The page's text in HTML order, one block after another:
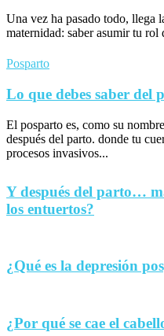
Una vez ha pasado todo, llega
maternidad: saber asumir tu rol
Posparto
Lo que debes saber del
El posparto es, como su
después del parto. donde tu
procesos invasivos...
Y después del parto…
los entuertos?
¿Qué es la depresión
¿Por qué se cae el